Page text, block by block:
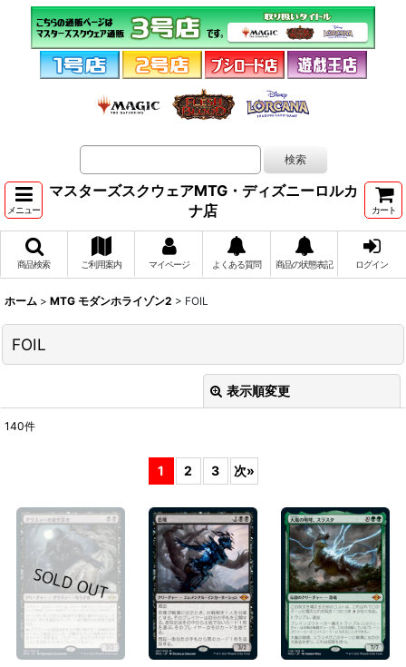
メニュー
マスターズスクウェアMTG・ディズニーロルカ
ナ店
カート
商品検索 ご利用案内 マイページ よくある質問 商品の状態表記 ログイン
ホーム > MTG モダンホライゾン2 > FOIL
FOIL
表示順変更
並び順:
絞り込む
140件
1 2 3 次»